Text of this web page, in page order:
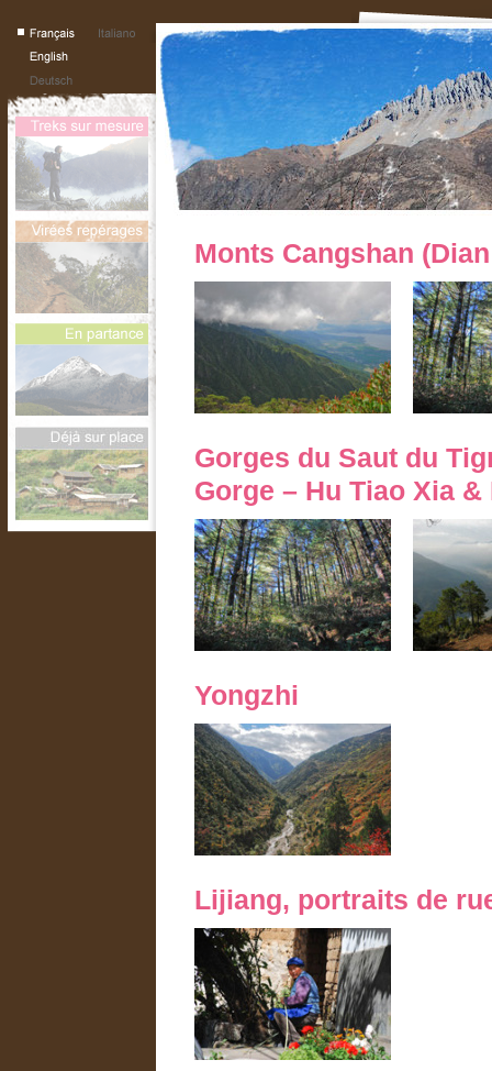
Monts Cangshan
Gorges du Saut du
Gorge – Hu Tiao Xia &
Yongzhi
Lijiang, portraits de